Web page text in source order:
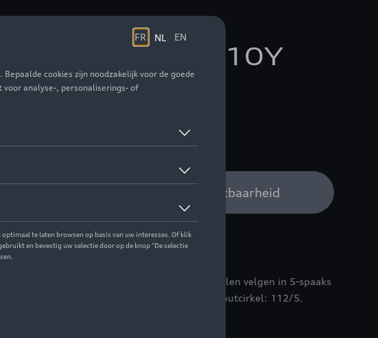
285/40 R22 110Y
uw Audi verdeler voor beschikbaarheid
statement van uw Audi met lichtmetalen velgen in 5-spaaks
voor bandenmaat 285/40 R22 110Y XL. Wielboutcirkel: 112/5.
Banden niet bij de levering inbegrepen.